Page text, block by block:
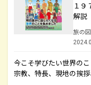
１９
解説
旅の
今こそ学びたい世界の
宗教、特長、現地の挨